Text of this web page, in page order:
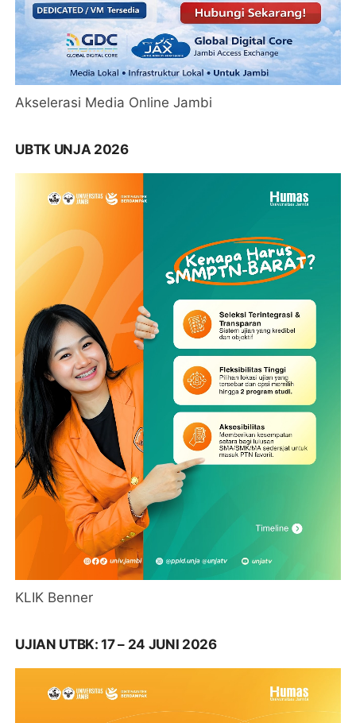
Akselerasi Media Online Jambi
UBTK UNJA 2026
KLIK Benner
UJIAN UTBK: 17 – 24 JUNI 2026